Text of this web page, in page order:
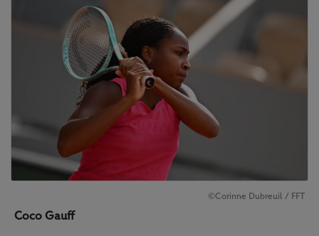
©Corinne Dubreuil / FFT
Coco Gauff